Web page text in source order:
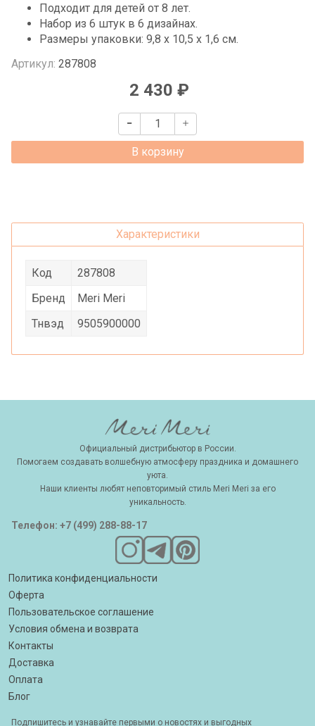
Подходит для детей от 8 лет.
Набор из 6 штук в 6 дизайнах.
Размеры упаковки: 9,8 x 10,5 x 1,6 см.
Артикул: 287808
2 430 ₽
В корзину
Характеристики
Код
287808
Бренд
Meri Meri
Тнвэд
9505900000
Официальный дистрибьютор в России.
Помогаем создавать волшебную атмосферу праздника и домашнего
уюта.
Наши клиенты любят неповторимый стиль Meri Meri за его
уникальность.
Телефон: +7 (499) 288-88-17
Политика конфиденциальности
Оферта
Пользовательское соглашение
Условия обмена и возврата
Контакты
Доставка
Оплата
Блог
Подпишитесь и узнавайте первыми о новостях и выгодных